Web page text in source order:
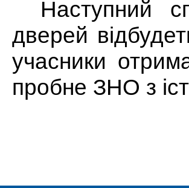
Наступний
дверей
учасники
пробне ЗНО з